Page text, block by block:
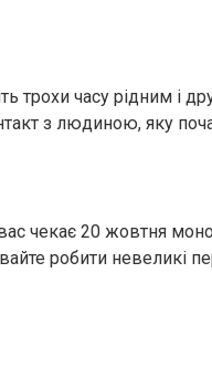
трохи часу рідним і
з людиною, яку
чекає 20 жовтня
робити невеликі